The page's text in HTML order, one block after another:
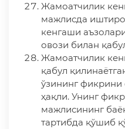
Жамоатчилик
мажлисда
кенгаши
овози билан
Жамоатчилик
қабул
ўзининг
ҳақли. Унинг
мажлисининг
тартибда қўшиб